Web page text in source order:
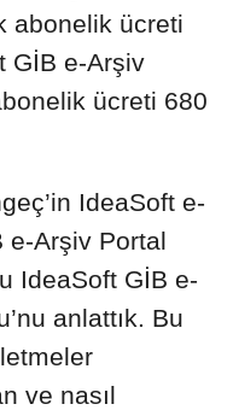
abonelik ücreti
GİB e-Arşiv
ücreti 680
IdeaSoft e-
e-Arşiv Portal
IdeaSoft GİB e-
anlattık. Bu
ve nasıl